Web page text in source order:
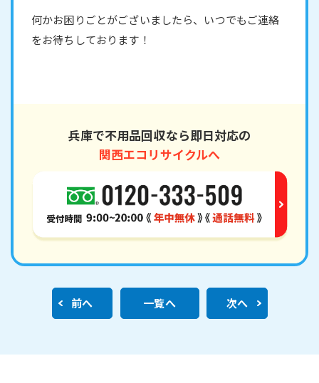
何かお困りごとがございましたら、いつでもご連絡
をお待ちしております！
兵庫で不用品回収なら即日対応の
関西エコリサイクルへ
前へ 一覧へ 次へ